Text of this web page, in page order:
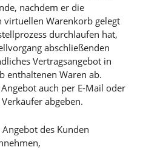
nachdem er die
virtuellen Warenkorb gelegt
durchlaufen hat,
abschließenden
Vertragsangebot in
enthaltenen Waren ab.
auch per E-Mail oder
abgeben.
des Kunden